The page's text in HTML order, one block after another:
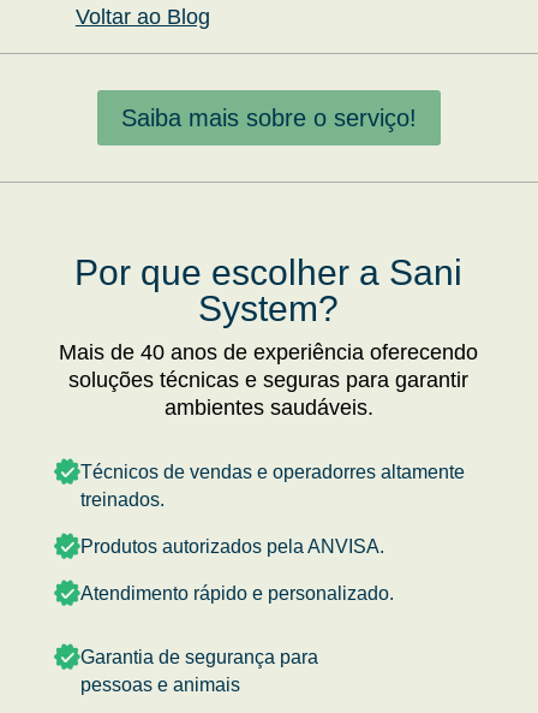
Voltar ao Blog
Saiba mais sobre o serviço!
Por que escolher a Sani
System?
Mais de 40 anos de experiência oferecendo
soluções técnicas e seguras para garantir
ambientes saudáveis.
Técnicos de vendas e operadorres altamente
treinados.
Produtos autorizados pela ANVISA.
Atendimento rápido e personalizado.
Garantia de segurança para
pessoas e animais